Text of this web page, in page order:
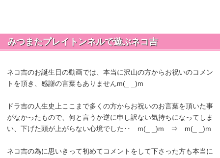
みつまたプレイトンネルで遊ぶネコ吉
ネコ吉のお誕生日の動画では、本当に沢山の方からお祝いのコメン
トを頂き、感謝の言葉もありませんm(_ _)m
ドラ吉の人生史上ここまで多くの方からお祝いのお言葉を頂いた事
がなかったもので、何と言うか逆に申し訳ない気持ちになってしま
い、下げた頭が上がらない心境でした‥ m(_ _)m ⇒ m(_ _)m
ネコ吉の為に思いきって初めてコメントをして下さった方も本当に